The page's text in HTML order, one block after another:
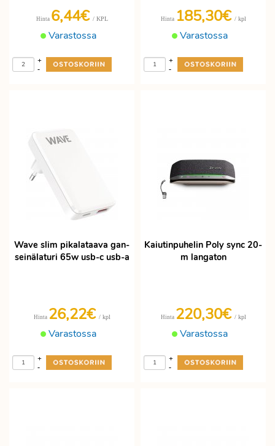
Varastossa
Hinta 6,44€ / KPL
-
+
Varastossa
Hinta 185,30€ / kpl
-
+
Wave slim pikalataava gan-
seinälaturi 65w usb-c usb-a
Varastossa
Hinta 26,22€ / kpl
-
+
Kaiutinpuhelin Poly sync 20-
m langaton
Varastossa
Hinta 220,30€ / kpl
-
+